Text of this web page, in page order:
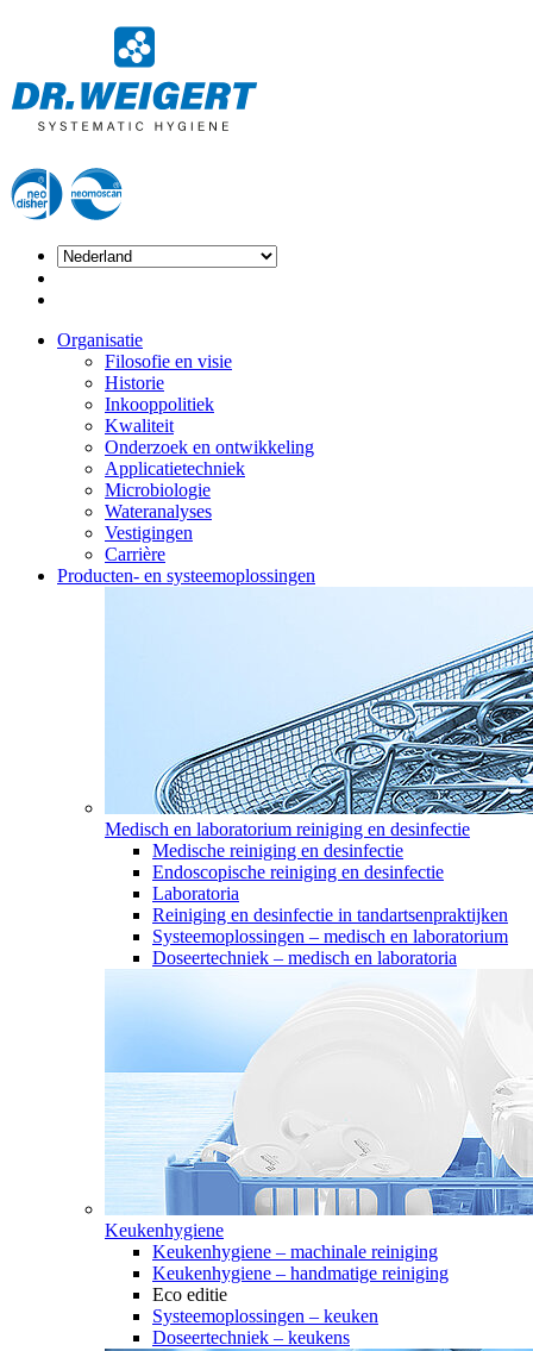
Organisatie
Filosofie en visie
Historie
Inkooppolitiek
Kwaliteit
Onderzoek en ontwikkeling
Applicatietechniek
Microbiologie
Wateranalyses
Vestigingen
Carrière
Producten- en systeemoplossingen
Medisch en laboratorium reiniging en desinfectie
Medische reiniging en desinfectie
Endoscopische reiniging en desinfectie
Laboratoria
Reiniging en desinfectie in tandartsenpraktijken
Systeemoplossingen – medisch en laboratorium
Doseertechniek – medisch en laboratoria
Keukenhygiene
Keukenhygiene – machinale reiniging
Keukenhygiene – handmatige reiniging
Eco editie
Systeemoplossingen – keuken
Doseertechniek – keukens